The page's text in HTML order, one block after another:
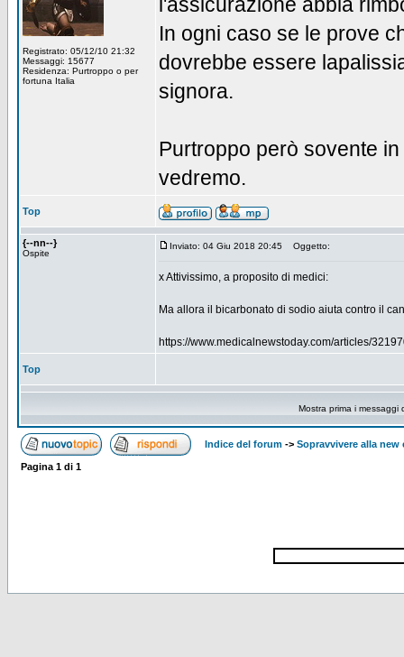
Registrato: 05/12/10 21:32
Messaggi: 15677
Residenza: Purtroppo o per
fortuna Italia
In ogni caso se le prove
dovrebbe essere
signora.
Purtroppo però sovente
vedremo.
Top
{--nn--}
Ospite
Inviato: 04 Giu 2018 20:45 Oggetto:
x Attivissimo, a proposito di medici:
Ma allora il bicarbonato di sodio aiuta contro il
https://www.medicalnewstoday.com/articles/
Top
Mostra prima i messaggi
Indice del forum -> Sopravvivere alla new
Pagina 1 di 1